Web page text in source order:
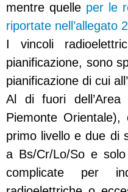
mentre quelle per le
riportate nell’allegato 2
I vincoli
pianificazione, sono
pianificazione di cui
Al di fuori
Piemonte
primo livello e due di
a Bs/Cr/Lo/So e
complicate per